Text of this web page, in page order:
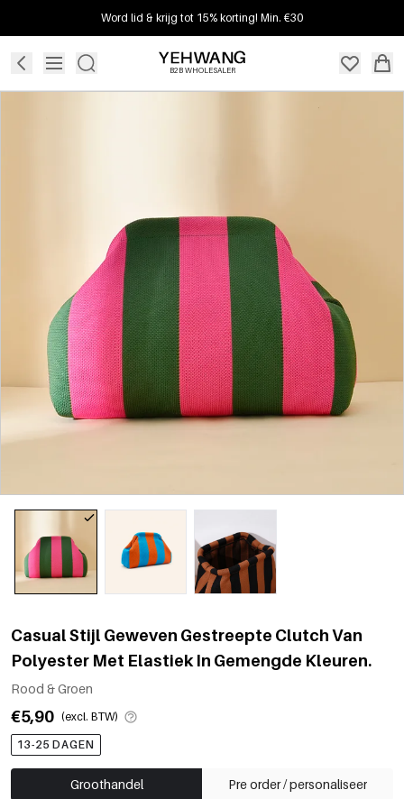
Word lid & krijg tot 15% korting! Min. €30
B2B WHOLESALER
Casual Stijl Geweven Gestreepte Clutch Van
Polyester Met Elastiek In Gemengde Kleuren.
Rood & Groen
€5,90 (excl. BTW)
13-25 DAGEN
Groothandel Pre order / personaliseer